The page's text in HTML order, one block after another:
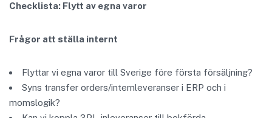
Checklista: Flytt av egna varor
Frågor att ställa internt
Flyttar vi egna varor till Sverige före första försäljning?
Syns transfer orders/internleveranser i ERP och i
momslogik?